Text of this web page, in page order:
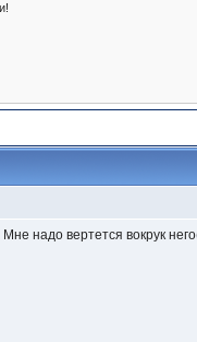
надо вертется вокрук